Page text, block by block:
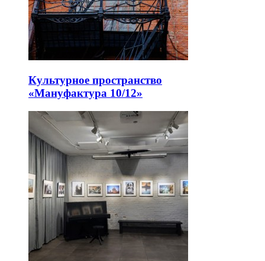
Культурное пространство
«Мануфактура 10/12»